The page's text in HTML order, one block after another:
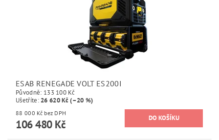
ESAB RENEGADE VOLT ES200I
Původně: 133 100 Kč
Ušetříte: 26 620 Kč (–20 %)
88 000 Kč bez DPH
106 480 Kč